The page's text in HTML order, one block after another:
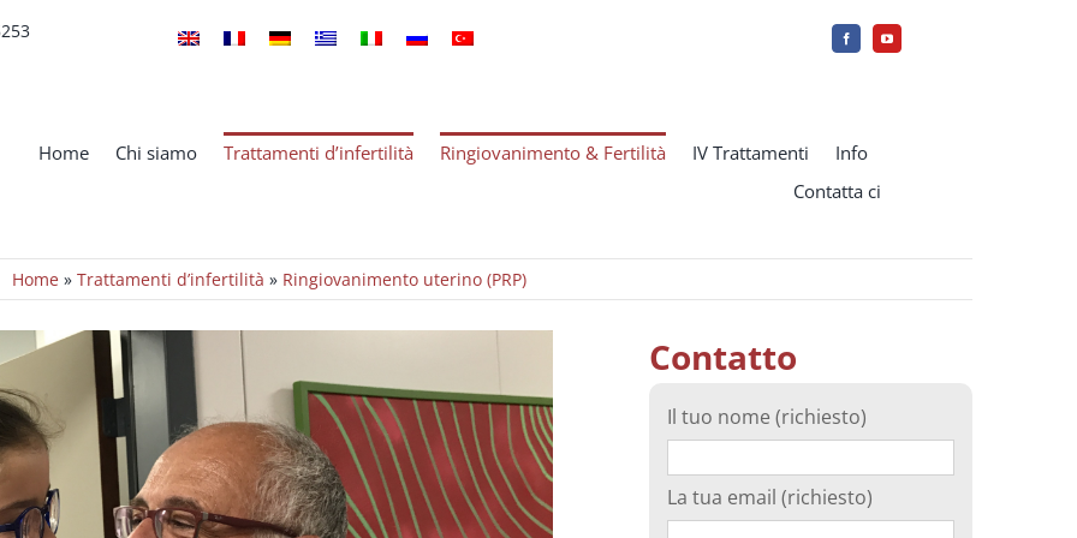
Home Chi siamo Trattamenti d’infertilità Ringiovanimento & Fertilità IV Trattamenti
Info
Contatta ci
Home» Trattamenti d’infertilità » Ringiovanimento uterino (PRP)
Contatto
Il tuo nome (richiesto)
La tua email (richiesto)